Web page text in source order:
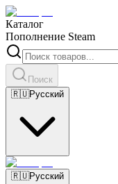
Каталог
Пополнение Steam
Поиск
🇷🇺Русский
🇷🇺Русский